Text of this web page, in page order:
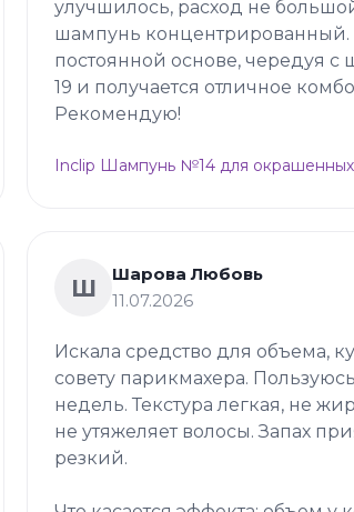
улучшилось, расход не
шампунь концентрированный.
постоянной основе, чередуя
19 и получается отличное
Рекомендую!
Inclip Шампунь №14 для окрашенных
Ш
Шарова Любовь
11.07.2026
Искала средство для объема,
совету парикмахера.
недель. Текстура легкая, не
не утяжеляет волосы. Запах
резкий.